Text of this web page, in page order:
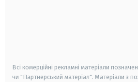
Всі комерційні рекламні матеріали
чи "Партнерський матеріал". Матеріали з